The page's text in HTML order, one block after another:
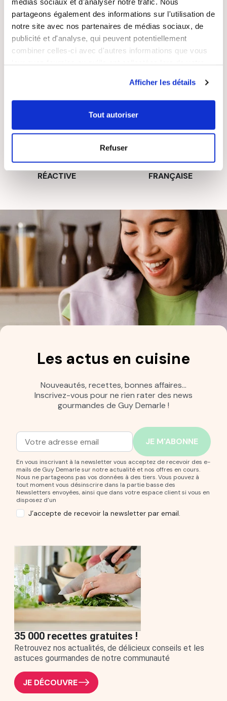
partageons également des informations sur l'utilisation de
notre site avec nos partenaires de médias sociaux, de
publicité et d'analyse, qui peuvent potentiellement
combiner celles-ci avec d'autres informations que vous
Afficher les détails
Tout autoriser
Refuser
LIVRAISON
SUIVIE
PAIEMENT
SÉCURISÉ
GRATUITES
REMBOURSÉ
ASSISTANCE
RÉACTIVE
ENTREPRISE
FRANÇAISE
Les actus en cuisine
Nouveautés, recettes, bonnes affaires…
Inscrivez-vous pour ne rien rater des news
gourmandes de Guy Demarle !
Adresse mail
Entrez votre adresse mail pour vous abonner à notre
En vous inscrivant à la newsletter vous acceptez de recevoir des e-
mails de Guy Demarle sur notre actualité et nos offres en cours.
Nous ne partageons pas vos données à des tiers. Vous pouvez à
tout moment vous désinscrire dans la partie basse des
Newsletters envoyées, ainsi que dans votre espace client si vous en
disposez d’un
J’accepte de recevoir la newsletter par email.
35 000 recettes gratuites !
Retrouvez nos actualités, de délicieux conseils et les
astuces gourmandes de notre communauté
JE DÉCOUVRE